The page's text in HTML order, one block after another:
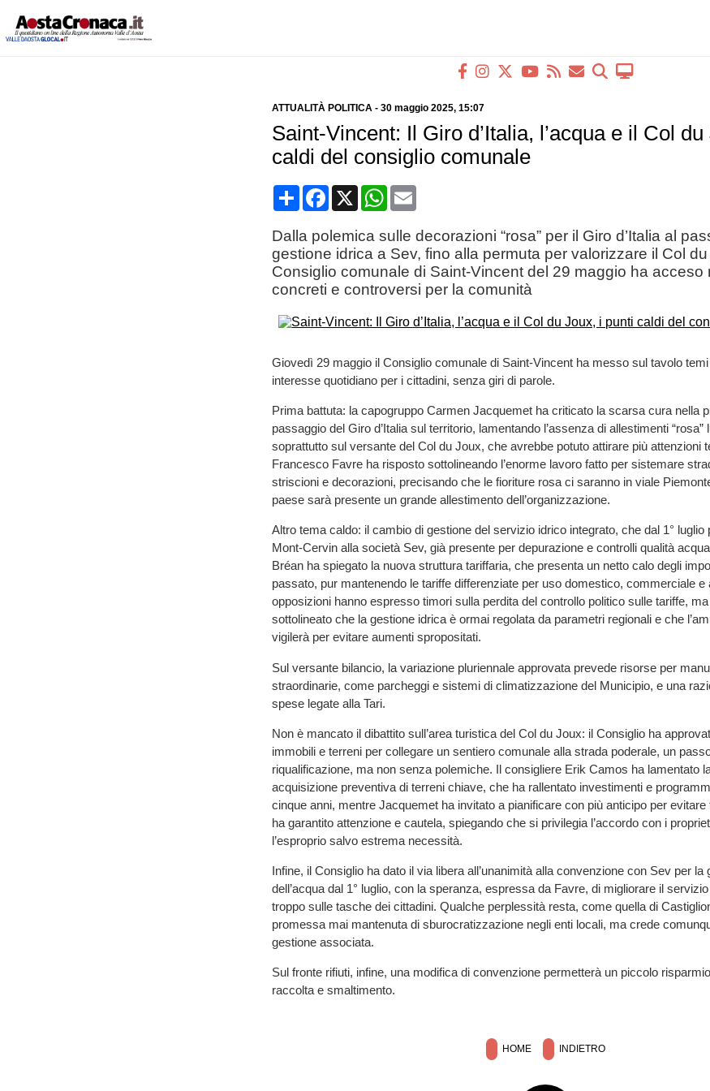
ATTUALITÀ POLITICA- 30 maggio 2025, 15:07
Saint-Vincent: Il Giro d’Italia, l’acqua e il Col
caldi del consiglio comunale
CondividiFacebook
X WhatsApp
Email
Dalla polemica sulle decorazioni “rosa” per il Giro d’Italia al
gestione idrica a Sev, fino alla permuta per valorizzare il Col du
Consiglio comunale di Saint-Vincent del 29 maggio ha acceso
concreti e controversi per la comunità
Giovedì 29 maggio il Consiglio comunale di Saint-Vincent ha messo sul tavolo
interesse quotidiano per i cittadini, senza giri di parole.
Prima battuta: la capogruppo Carmen Jacquemet ha criticato la scarsa cura nella
passaggio del Giro d’Italia sul territorio, lamentando l’assenza di allestimenti “rosa”
soprattutto sul versante del Col du Joux, che avrebbe potuto attirare più attenzioni
Francesco Favre ha risposto sottolineando l’enorme lavoro fatto per sistemare
striscioni e decorazioni, precisando che le fioriture rosa ci saranno in viale
paese sarà presente un grande allestimento dell’organizzazione.
Altro tema caldo: il cambio di gestione del servizio idrico integrato, che dal 1° luglio
Mont-Cervin alla società Sev, già presente per depurazione e controlli qualità
Bréan ha spiegato la nuova struttura tariffaria, che presenta un netto calo degli
passato, pur mantenendo le tariffe differenziate per uso domestico, commerciale e
opposizioni hanno espresso timori sulla perdita del controllo politico sulle tariffe,
sottolineato che la gestione idrica è ormai regolata da parametri regionali e che
vigilerà per evitare aumenti spropositati.
Sul versante bilancio, la variazione pluriennale approvata prevede risorse per
straordinarie, come parcheggi e sistemi di climatizzazione del Municipio, e una
spese legate alla Tari.
Non è mancato il dibattito sull’area turistica del Col du Joux: il Consiglio ha
immobili e terreni per collegare un sentiero comunale alla strada poderale, un
riqualificazione, ma non senza polemiche. Il consigliere Erik Camos ha lamentato
acquisizione preventiva di terreni chiave, che ha rallentato investimenti e
cinque anni, mentre Jacquemet ha invitato a pianificare con più anticipo per
ha garantito attenzione e cautela, spiegando che si privilegia l’accordo con i
l’esproprio salvo estrema necessità.
Infine, il Consiglio ha dato il via libera all’unanimità alla convenzione con Sev per la
dell’acqua dal 1° luglio, con la speranza, espressa da Favre, di migliorare il
troppo sulle tasche dei cittadini. Qualche perplessità resta, come quella di
promessa mai mantenuta di sburocratizzazione negli enti locali, ma crede
gestione associata.
Sul fronte rifiuti, infine, una modifica di convenzione permetterà un piccolo
raccolta e smaltimento.
HOME INDIETRO